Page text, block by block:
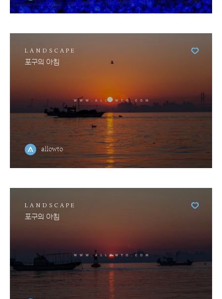
LANDSCAPE
포구의 아침
allowto
LANDSCAPE
포구의 아침